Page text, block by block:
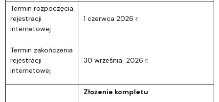
Termin rozpoczęcia
rejestracji
internetowej
1 czerwca 2026 r.
Termin zakończenia
rejestracji
internetowej
30 września 2026 r.
Złożenie kompletu